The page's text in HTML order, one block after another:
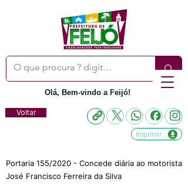
Olá, Bem-vindo a Feijó!
Voltar
Imprimir
Portaria 155/2020 - Concede diária ao motorista
José Francisco Ferreira da Silva